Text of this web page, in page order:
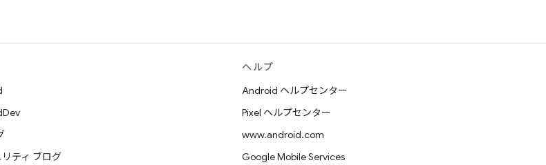
ティ ブログ
ヘルプ
Android ヘルプセンター
Pixel ヘルプセンター
www.android.com
Google Mobile Services